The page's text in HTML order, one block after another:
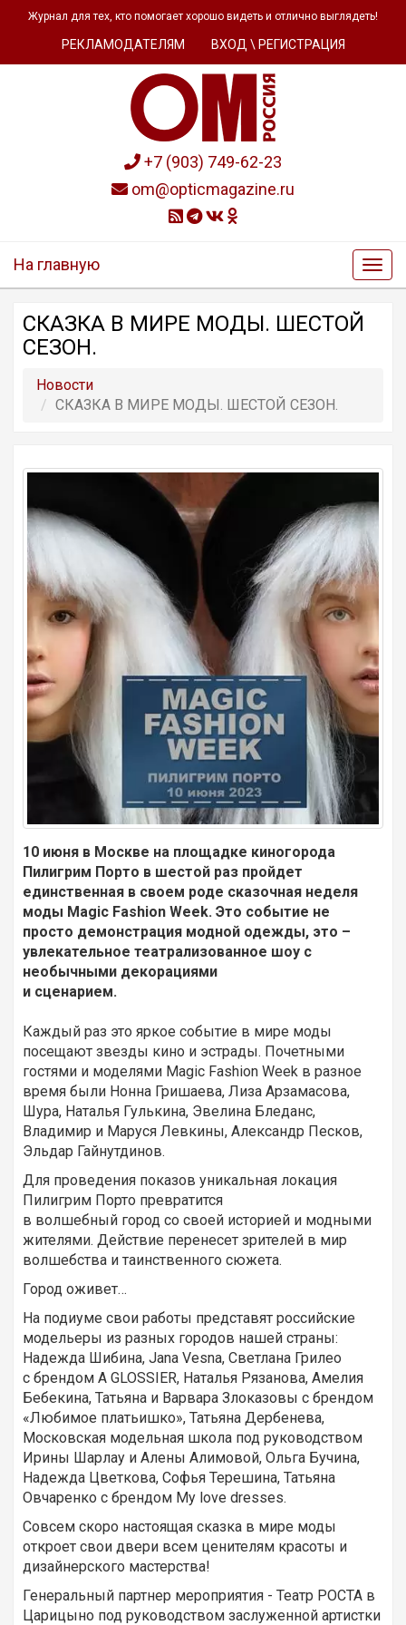
Журнал для тех, кто помогает хорошо видеть и отлично выглядеть!
РЕКЛАМОДАТЕЛЯМ ВХОД \ РЕГИСТРАЦИЯ
+7 (903) 749-62-23
om@opticmagazine.ru
На главную
СКАЗКА В МИРЕ МОДЫ. ШЕСТОЙ
СЕЗОН.
Новости
СКАЗКА В МИРЕ МОДЫ. ШЕСТОЙ СЕЗОН.
10 июня в Москве на площадке киногорода
Пилигрим Порто в шестой раз пройдет
единственная в своем роде сказочная неделя
моды Magic Fashion Week. Это событие не
просто демонстрация модной одежды, это –
увлекательное театрализованное шоу с
необычными декорациями
и сценарием.
Каждый раз это яркое событие в мире моды
посещают звезды кино и эстрады. Почетными
гостями и моделями Magic Fashion Week в разное
время были Нонна Гришаева, Лиза Арзамасова,
Шура, Наталья Гулькина, Эвелина Бледанс,
Владимир и Маруся Левкины, Александр Песков,
Эльдар Гайнутдинов.
Для проведения показов уникальная локация
Пилигрим Порто превратится
в волшебный город со своей историей и модными
жителями. Действие перенесет зрителей в мир
волшебства и таинственного сюжета.
Город оживет…
На подиуме свои работы представят российские
модельеры из разных городов нашей страны:
Надежда Шибина, Jana Vesna, Светлана Грилео
c брендом A GLOSSIER, Наталья Рязанова, Амелия
Бебекина, Татьяна и Варвара Злоказовы с брендом
«Любимое платьишко», Татьяна Дербенева,
Московская модельная школа под руководством
Ирины Шарлау и Алены Алимовой, Ольга Бучина,
Надежда Цветкова, Софья Терешина, Татьяна
Овчаренко с брендом My love dresses.
Совсем скоро настоящая сказка в мире моды
откроет свои двери всем ценителям красоты и
дизайнерского мастерства!
Генеральный партнер мероприятия - Театр РОСТА в
Царицыно под руководством заслуженной артистки